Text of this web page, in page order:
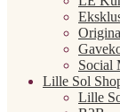
Social
Lille Sol
Lille